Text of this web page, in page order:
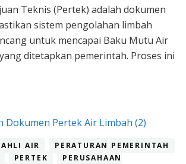
Teknis (Pertek) adalah dokumen
sistem pengolahan limbah
untuk mencapai Baku Mutu Air
ditetapkan pemerintah. Proses ini
AHLI AIR
PERATURAN PEMERINTAH
PERTEK
PERUSAHAAN